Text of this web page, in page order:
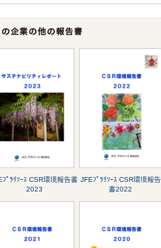
ﾌﾟﾗﾘｿｰｽ CSR環境報告書
2023
JFEﾌﾟﾗﾘｿｰｽ CSR環境報告
書2022